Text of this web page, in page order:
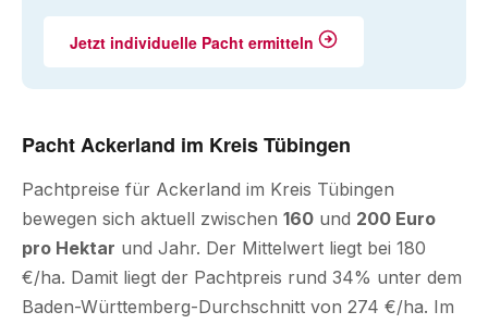
Jetzt individuelle Pacht ermitteln
Pacht Ackerland im Kreis Tübingen
Pachtpreise für Ackerland im Kreis Tübingen
bewegen sich aktuell zwischen 160 und 200 Euro
pro Hektar und Jahr. Der Mittelwert liegt bei 180
€/ha. Damit liegt der Pachtpreis rund 34% unter dem
Baden-Württemberg-Durchschnitt von 274 €/ha. Im